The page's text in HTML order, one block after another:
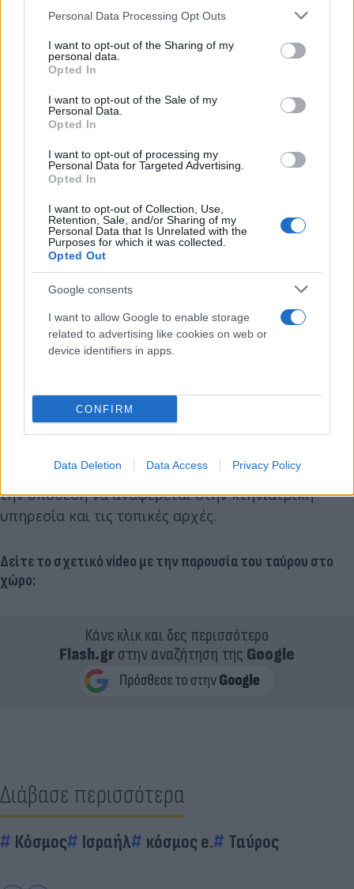
Please note that this website/app uses one or more Google
not limited to your visit or usage behaviour. You may click to
grant or deny consent to Google and its third-party tags to
use your data for below specified purposes in below Google
consent section.
Personal Data Processing Opt Outs
I want to opt-out of the Sharing of my
personal data.
Opted In
I want to opt-out of the Sale of my
Personal Data.
Opted In
I want to opt-out of processing my
Personal Data for Targeted Advertising.
Opted In
I want to opt-out of Collection, Use,
Retention, Sale, and/or Sharing of my
Personal Data that Is Unrelated with the
Purposes for which it was collected.
Opted Out
Google consents
I want to allow Google to enable storage
related to advertising like cookies on web or
device identifiers in apps.
CONFIRM
Data Deletion Data Access Privacy Policy
ζημιές», υποστήριξε εκπρόσωπος της τράπεζας, με
την υπόθεση να αναφέρεται στην κτηνιατρική
υπηρεσία και τις τοπικές αρχές.
Δείτε το σχετικό video με την παρουσία του ταύρου στο
χώρο:
Κάνε κλικ και δες περισσότερο
Flash.grστην αναζήτηση της Google
Διάβασε περισσότερα
Κόσμος Ισραήλ κόσμος e. Ταύρος